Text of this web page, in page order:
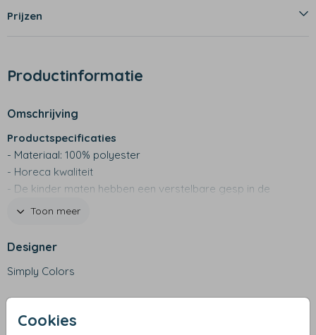
Cookies
Prijzen
Productinformatie
Omschrijving
Productspecificaties
- Materiaal: 100% polyester
- Horeca kwaliteit
- De kinder maten hebben een verstelbare gesp in de
- Niet geschikt voor de wasdroger
- Maat kind: 6-12 jaar 59 x 70 cm
- Maat volwassenen: 70 x 100 x cm
Toon meer
Designer
Simply Colors
Collectie
Kookschorten